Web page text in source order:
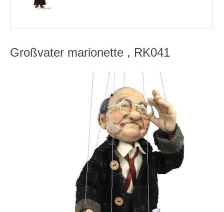
Großvater marionette , RK041